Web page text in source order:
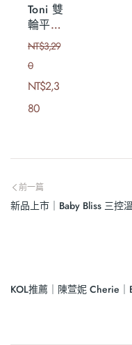
Toni 雙
輪平衡
滑步車
NT$3,29
0
NT$2,3
80
前一篇
新品上市｜Baby Bliss 三控
KOL推薦｜陳萱妮 Cherie